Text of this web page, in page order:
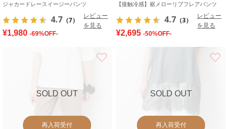
ジャカードレースイージーパンツ
4.7 （7）
レビュー
を見る
¥1,980 -69%OFF-
【接触冷感】裾メローリブフレアパンツ
4.7 （3）
レビュー
を見る
¥2,695 -50%OFF-
SOLD OUT
再入荷受付
SOLD OUT
再入荷受付